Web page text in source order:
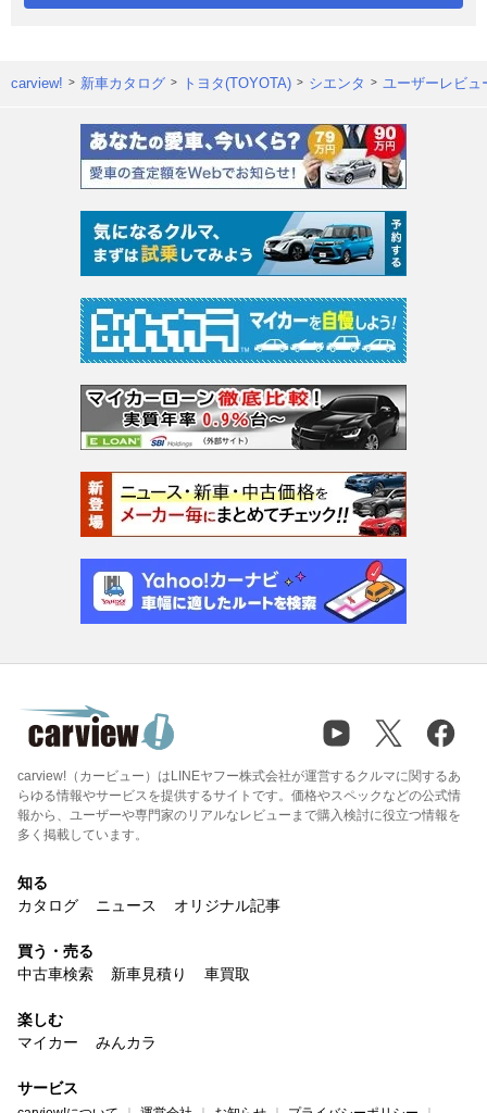
carview! 新車カタログ トヨタ(TOYOTA) シエンタ ユーザーレビュ
carview!（カービュー）はLINEヤフー株式会社が運営するクルマに関するあ
らゆる情報やサービスを提供するサイトです。価格やスペックなどの公式情
報から、ユーザーや専門家のリアルなレビューまで購入検討に役立つ情報を
多く掲載しています。
知る
カタログ
ニュース オリジナル記事
買う・売る
中古車検索
新車見積り 車買取
楽しむ
マイカー
みんカラ
サービス